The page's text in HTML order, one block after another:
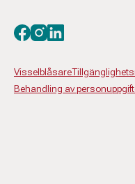
Visselblåsare
Behandling av
Besök oss på facebook
Besök oss på
Besök oss på